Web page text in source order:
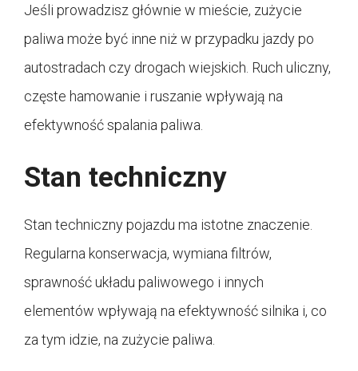
Jeśli prowadzisz głównie w mieście, zużycie
paliwa może być inne niż w przypadku jazdy po
autostradach czy drogach wiejskich. Ruch uliczny,
częste hamowanie i ruszanie wpływają na
efektywność spalania paliwa.
Stan techniczny
Stan techniczny pojazdu ma istotne znaczenie.
Regularna konserwacja, wymiana filtrów,
sprawność układu paliwowego i innych
elementów wpływają na efektywność silnika i, co
za tym idzie, na zużycie paliwa.